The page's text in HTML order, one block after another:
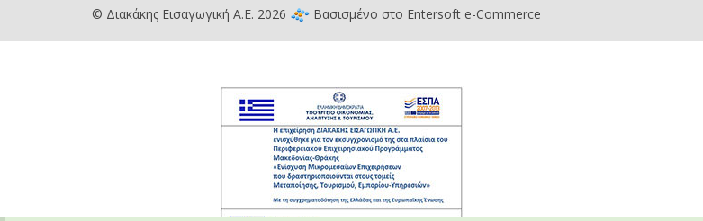
© Διακάκης Εισαγωγική Α.Ε. 2026 Βασισμένο στο Entersoft e-Commerce